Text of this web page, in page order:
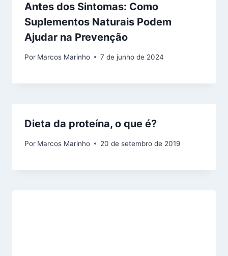
Antes dos Sintomas: Como
Suplementos Naturais Podem
Ajudar na Prevenção
Por Marcos Marinho 7 de junho de 2024
Dieta da proteína, o que é?
Por Marcos Marinho 20 de setembro de 2019